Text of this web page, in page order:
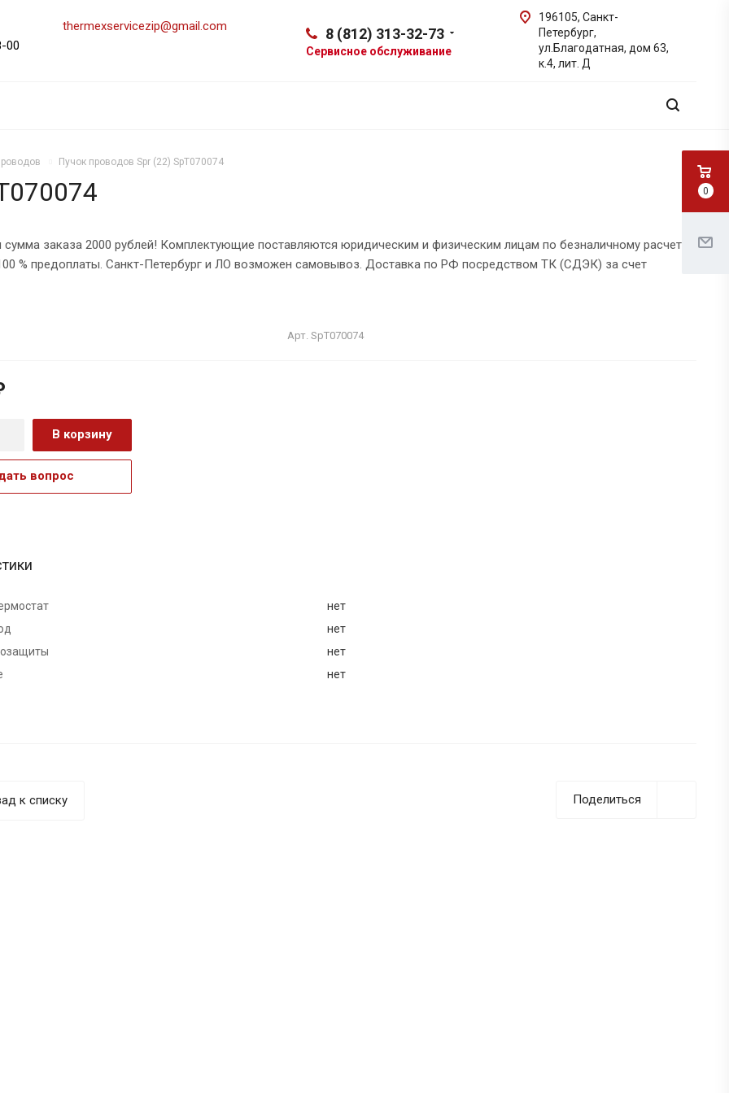
00
thermexservicezip@gmail.com 8 (812) 313-32-73
Сервисное обслуживание
196105, Санкт-
Петербург,
ул.Благодатная, дом 63,
к.4, лит. Д
Пучок проводов Spr (22) SpT070074
заказа 2000 рублей! Комплектующие поставляются юридическим и физическим лицам по безналичному расчету
% предоплаты. Санкт-Петербург и ЛО возможен самовывоз. Доставка по РФ посредством ТК (СДЭК) за счет
Арт. SpT070074
В корзину
вопрос
нет
нет
нет
нет
Поделиться
к списку
0